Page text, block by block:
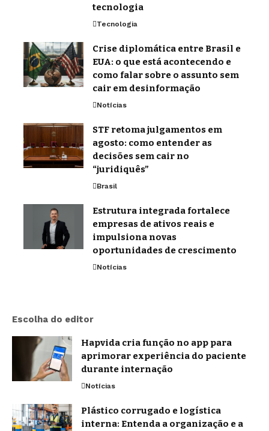
tecnologia
Tecnologia
Crise diplomática entre Brasil e
EUA: o que está acontecendo e
como falar sobre o assunto sem
cair em desinformação
Notícias
STF retoma julgamentos em
agosto: como entender as
decisões sem cair no
“juridiquês”
Brasil
Estrutura integrada fortalece
empresas de ativos reais e
impulsiona novas
oportunidades de crescimento
Notícias
Escolha do editor
Hapvida cria função no app para
aprimorar experiência do paciente
durante internação
Notícias
Plástico corrugado e logística
interna: Entenda a organização e a